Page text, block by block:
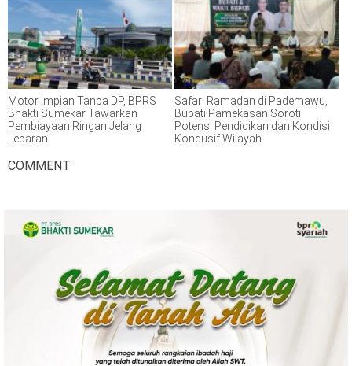
Motor Impian Tanpa DP, BPRS
Bhakti Sumekar Tawarkan
Pembiayaan Ringan Jelang
Lebaran
Safari Ramadan di Pademawu,
Bupati Pamekasan Soroti
Potensi Pendidikan dan Kondisi
Kondusif Wilayah
COMMENT